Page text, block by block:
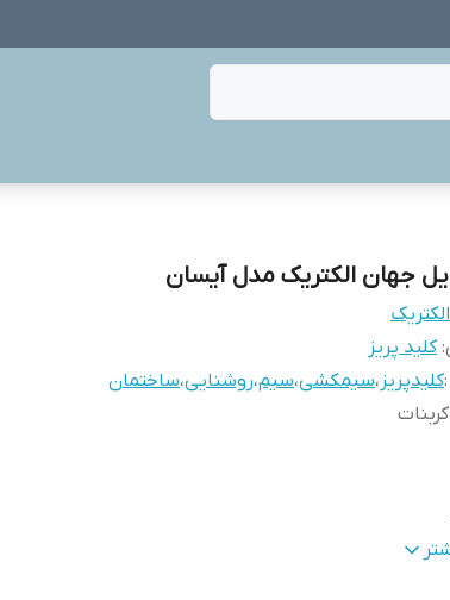
جهان الکتریک مدل آیسان
:کلید پریز
کلیدپریز ،سیمکشی،سیم،روشنایی،ساختمان